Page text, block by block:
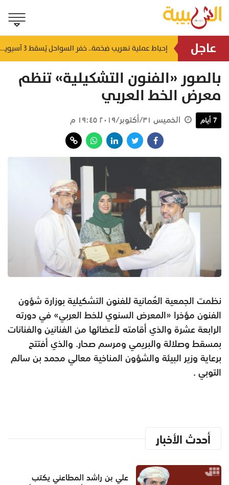
عاجل منذ ٣ ساعات إحباط عملية تهريب ضخمة.. خفر السواحل يُسقط 3 آسيويين بحوزتهم 66 كجم من الكريستال
بالصور «الفنون التشكيلية» تنظم
معرض الخط العربي
7 أيام الخميس ٣١/أكتوبر/٢٠١٩ ١٩:٤٥ م
نظمت الجمعية العُمانية للفنون التشكيلية بوزارة شؤون
الفنون مؤخرا «المعرض السنوي للخط العربي» في دورته
الرابعة عشرة والذي أقامته لأعضائها من الفنانين والفنانات
بمسقط وصلالة والبريمي ومرسم صحار. والذي أفتتح
برعاية وزير البيئة والشؤون المناخية معالي محمد بن سالم
التوبي .
أحدث الأخبار
علي بن راشد المطاعني يكتب